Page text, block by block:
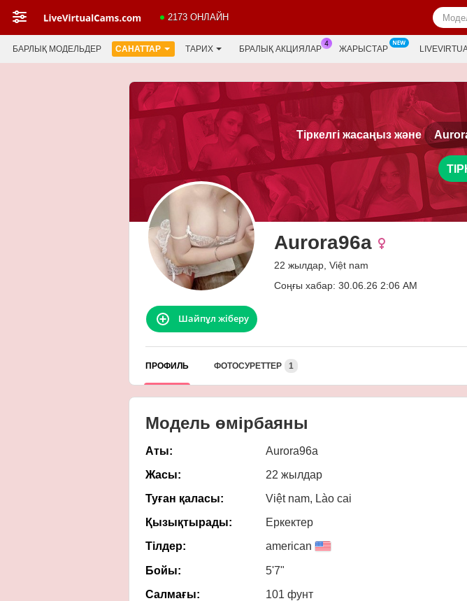
2173 ОНЛАЙН
БАРЛЫҚ МОДЕЛЬДЕР САНАТТАР ТАРИХ БРАЛЫҚ АКЦИЯЛАР ЖАРЫСТАР
Тіркелгі жасаңыз және
Aurora96a
22 жылдар, Việt nam
Соңғы хабар: 30.06.26 2:06 AM
Шайпұл жіберу
ПРОФИЛЬ ФОТОСУРЕТТЕР 1
Модель өмірбаяны
Аты:
Aurora96a
Жасы:
22 жылдар
Туған қаласы:
Việt nam, Lào cai
Қызықтырады:
Еркектер
Тілдер:
american
Бойы:
5'7"
Салмағы:
101 фунт